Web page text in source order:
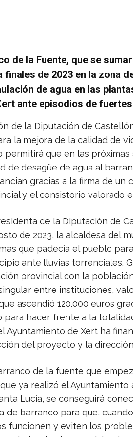
de la Fuente, que se
de 2023 en la zona
de agua en las
ante episodios de
de la Diputación de
la mejora de la calidad de
que en las próximas
de desagüe de agua al
gracias a la firma de un
y el consistorio valorado
de la Diputación de
de 2023, la alcaldesa del
que padecía el pueblo
ante lluvias torrenciales.
provincial con la
entre instituciones,
ascendió 120.000 euros
para hacer frente a la
Ayuntamiento de Xert ha
del proyecto y la
de la fuente que
ya realizó el Ayuntamiento
Lucía, se conseguirá
de barranco para que,
funcionen y eviten los